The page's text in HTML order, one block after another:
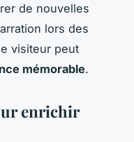
de nouvelles
lors des
visiteur peut
mémorable.
enrichir